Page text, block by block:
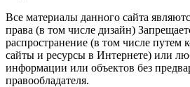
Все материалы данного сайта
права (в том числе дизайн)
распространение (в том числе путем
сайты и ресурсы в Интернете) или
информации или объектов без
правообладателя.